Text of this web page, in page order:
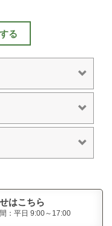
る
はこちら
：平日 9:00～17:00